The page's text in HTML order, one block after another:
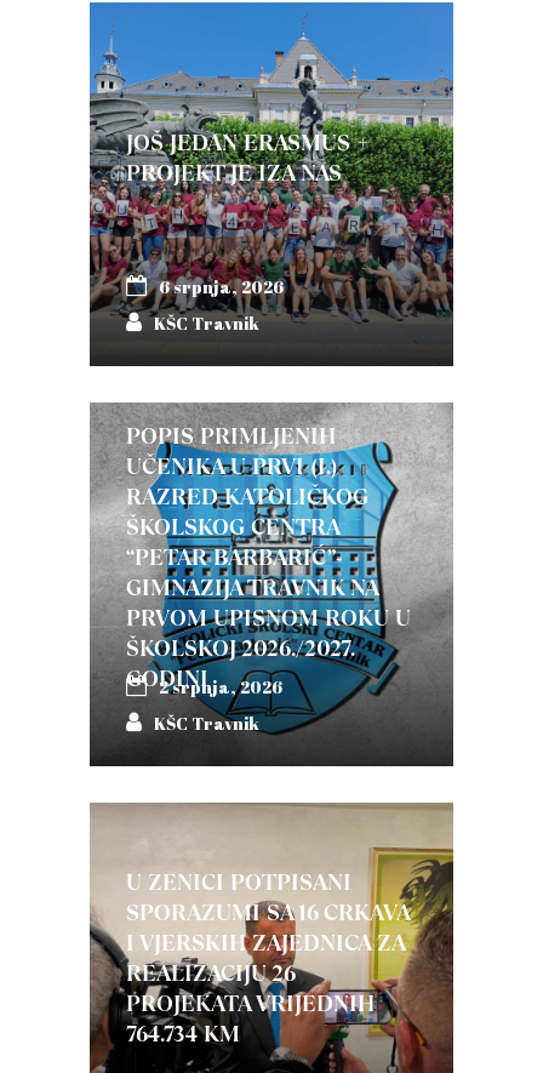
JOŠ JEDAN ERASMUS +
PROJEKT JE IZA NAS
6 srpnja, 2026
KŠC Travnik
POPIS PRIMLJENIH
UČENIKA U PRVI (I.)
RAZRED KATOLIČKOG
ŠKOLSKOG CENTRA
“PETAR BARBARIĆ”-
GIMNAZIJA TRAVNIK NA
PRVOM UPISNOM ROKU U
ŠKOLSKOJ 2026./2027.
GODINI
2 srpnja, 2026
KŠC Travnik
U ZENICI POTPISANI
SPORAZUMI SA 16 CRKAVA
I VJERSKIH ZAJEDNICA ZA
REALIZACIJU 26
PROJEKATA VRIJEDNIH
764.734 KM